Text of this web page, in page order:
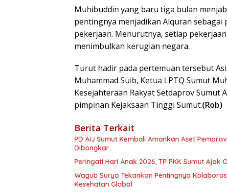
Muhibuddin yang baru tiga bulan
pentingnya menjadikan Alquran
pekerjaan. Menurutnya, setiap
menimbulkan kerugian negara.
Turut hadir pada pertemuan tersebut
Muhammad Suib, Ketua LPTQ Sumut
Kesejahteraan Rakyat Setdaprov Sumut
pimpinan Kejaksaan Tinggi Sumut.(Rob)
Berita Terkait
PD AIJ Sumut Kembali Amankan Aset
Dibongkar
Peringati Hari Anak 2026, TP PKK Sumut
Wagub Surya Tekankan Pentingnya Kolaborasi Pemerintah dan Apoteker Hadapi
Kesehatan Global